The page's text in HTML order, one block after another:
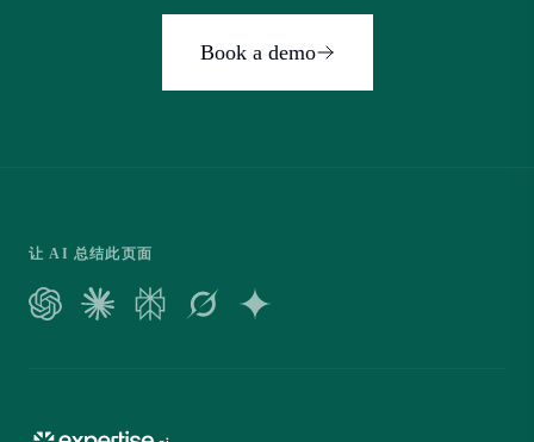
Book a demo
让 AI 总结此页面